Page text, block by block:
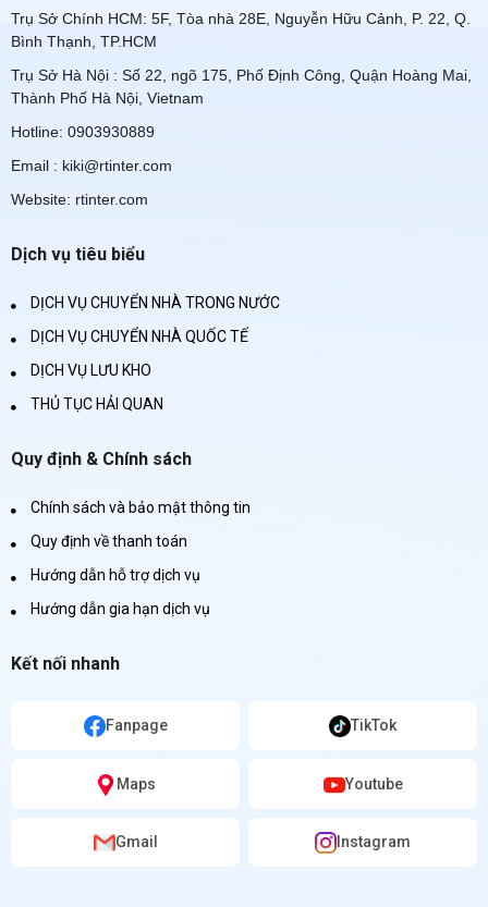
Trụ Sở Chính HCM: 5F, Tòa nhà 28E, Nguyễn Hữu Cảnh, P. 22, Q.
Bình Thạnh, TP.HCM
Trụ Sở Hà Nội : Số 22, ngõ 175, Phố Định Công, Quận Hoàng Mai,
Thành Phố Hà Nội, Vietnam
Hotline: 0903930889
Email : kiki@rtinter.com
Website: rtinter.com
Dịch vụ tiêu biểu
DỊCH VỤ CHUYỂN NHÀ TRONG NƯỚC
DỊCH VỤ CHUYỂN NHÀ QUỐC TẾ
DỊCH VỤ LƯU KHO
THỦ TỤC HẢI QUAN
Quy định & Chính sách
Chính sách và bảo mật thông tin
Quy định về thanh toán
Hướng dẫn hỗ trợ dịch vụ
Hướng dẫn gia hạn dịch vụ
Kết nối nhanh
Fanpage TikTok
Maps Youtube
Gmail Instagram